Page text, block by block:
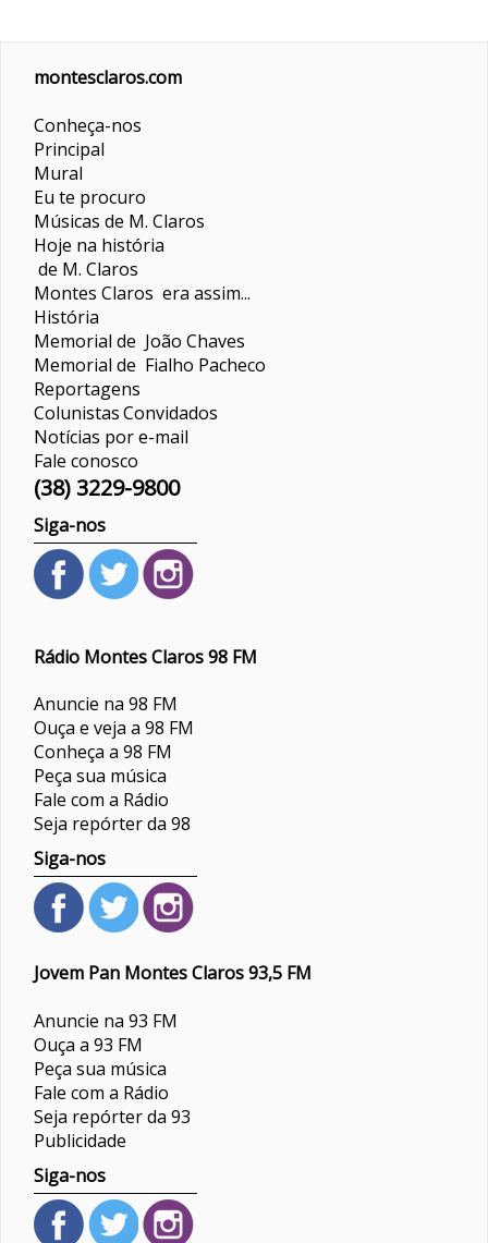
montesclaros.com
Conheça-nos
Principal
Mural
Eu te procuro
Músicas de M. Claros
Hoje na história
de M. Claros
Montes Claros era assim...
História
Memorial de João Chaves
Memorial de Fialho Pacheco
Reportagens
ColunistasConvidados
Notícias por e-mail
Fale conosco
(38) 3229-9800
Siga-nos
Rádio Montes Claros 98 FM
Anuncie na 98 FM
Ouça e veja a 98 FM
Conheça a 98 FM
Peça sua música
Fale com a Rádio
Seja repórter da 98
Siga-nos
Jovem Pan Montes Claros 93,5 FM
Anuncie na 93 FM
Ouça a 93 FM
Peça sua música
Fale com a Rádio
Seja repórter da 93
Publicidade
Siga-nos